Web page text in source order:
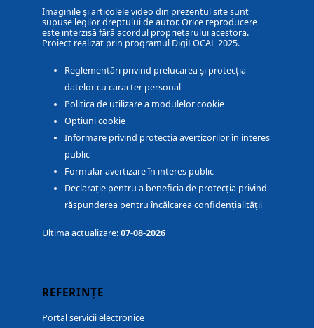
Imaginile și articolele video din prezentul site sunt
supuse legilor dreptului de autor. Orice reproducere
este interzisă fără acordul proprietarului acestora.
Proiect realizat prin programul DigiLOCAL 2025.
Reglementări privind prelucarea și protecția
datelor cu caracter personal
Politica de utilizare a modulelor cookie
Optiuni cookie
Informare privind protectia avertizorilor în interes
public
Formular avertizare în interes public
Declarație pentru a beneficia de protecția privind
răspunderea pentru încălcarea confidențialității
Ultima actualizare:07-08-2026
REFERINȚE
Portal servicii electronice